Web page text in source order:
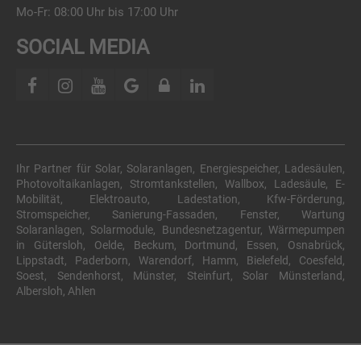
Mo-Fr: 08:00 Uhr bis 17:00 Uhr
SOCIAL MEDIA
Ihr Partner für Solar, Solaranlagen, Energiespeicher, Ladesäulen,
Photovoltaikanlagen, Stromtankstellen, Wallbox, Ladesäule, E-
Mobilität, Elektroauto, Ladestation, Kfw-Förderung,
Stromspeicher, Sanierung-Fassaden, Fenster, Wartung
Solaranlagen, Solarmodule, Bundesnetzagentur, Wärmepumpen
in Gütersloh, Oelde, Beckum, Dortmund, Essen, Osnabrück,
Lippstadt, Paderborn, Warendorf, Hamm, Bielefeld, Coesfeld,
Soest, Sendenhorst, Münster, Steinfurt, Solar Münsterland,
Albersloh, Ahlen